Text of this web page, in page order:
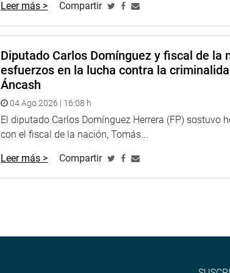
Leer más > Compartir
Diputado Carlos Domínguez y fiscal de la
esfuerzos en la lucha contra la
Áncash
04 Ago 2026 | 16:08 h
El diputado Carlos Domínguez Herrera (FP) sostuvo
con el fiscal de la nación, Tomás...
Leer más > Compartir